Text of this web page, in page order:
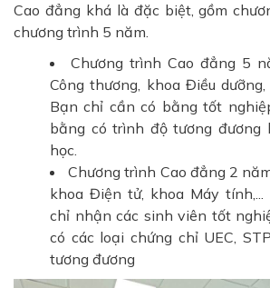
Cao đẳng khá là đặc biệt, gồm
chương trình 5 năm.
Chương trình Cao đẳng 5
Công thương, khoa Điều dưỡng,
Bạn chỉ cần có bằng tốt
bằng có trình độ tương đương
học.
Chương trình Cao đẳng 2
khoa Điện tử, khoa Máy
chỉ nhận các sinh viên tốt
có các loại chứng chỉ UEC,
tương đương